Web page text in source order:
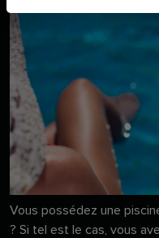
Vous possédez une
? Si tel est le cas, vous